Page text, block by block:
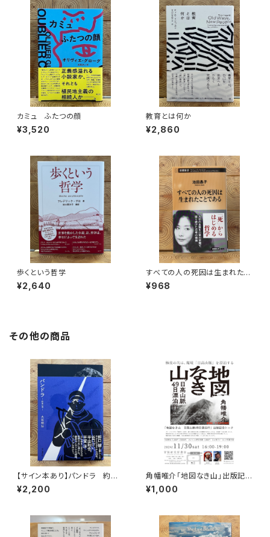
カミュ ふたつの顔
¥3,520
教育とは何か
¥2,860
歩くという哲学
¥2,640
すべての人の死因は生まれたこ
とである
¥968
その他の商品
【サイン本あり】パンドラ 約束
の頂
¥2,200
角幡唯介「地図なき山」出版記念
トークイベント録画視聴権
¥1,000